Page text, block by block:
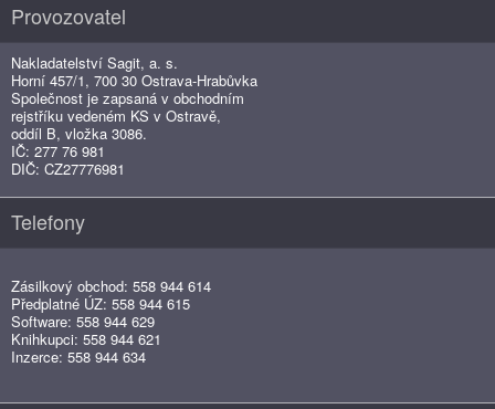
Provozovatel
Nakladatelství Sagit, a. s.
Horní 457/1, 700 30 Ostrava-Hrabůvka
Společnost je zapsaná v obchodním
rejstříku vedeném KS v Ostravě,
oddíl B, vložka 3086.
IČ: 277 76 981
DIČ: CZ27776981
Telefony
Zásilkový obchod: 558 944 614
Předplatné ÚZ: 558 944 615
Software: 558 944 629
Knihkupci: 558 944 621
Inzerce: 558 944 634